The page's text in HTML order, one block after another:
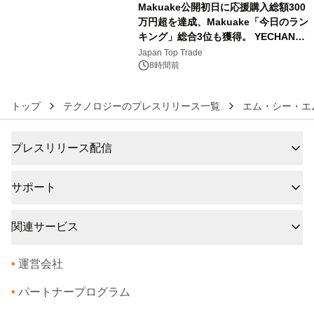
Makuake公開初日に応援購入総額300
万円超を達成、Makuake「今日のラン
キング」総合3位も獲得。 YECHAN音
浴シンギングボウル第2弾の大型サイ
ズ（XL・2XL・3XL）を先行販売中
Japan Top Trade
8時間前
トップ テクノロジーのプレスリリース一覧 エム・シー・
プレスリリース配信
サポート
関連サービス
• 運営会社
• パートナープログラム